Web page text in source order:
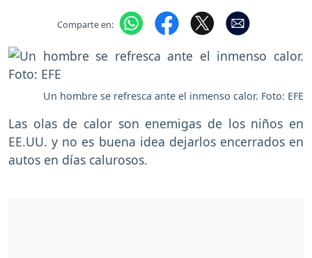
Comparte en:
Un hombre se refresca ante el inmenso calor. Foto: EFE
Las olas de calor son enemigas de los niños en
EE.UU. y no es buena idea dejarlos encerrados en
autos en días calurosos.